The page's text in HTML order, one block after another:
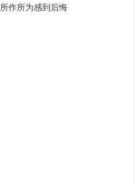
所作所为感到后悔